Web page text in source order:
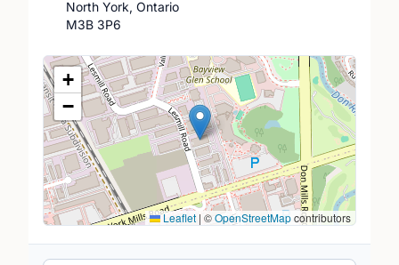
North York, Ontario
M3B 3P6
Lieu
+
−
Leaflet | ©OpenStreetMapcontributors